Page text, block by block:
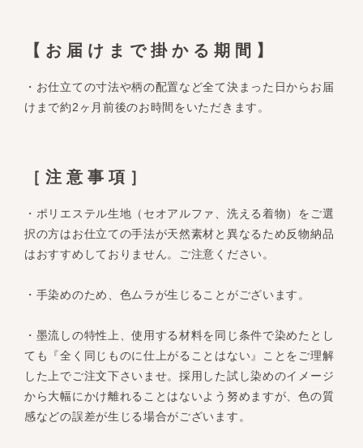
【お届けまで掛かる期間】
・お仕立ての寸法や柄の配置など全て決まった日からお届
けまで約2ヶ月前後のお時間をいただきます。
［注意事項］
・ポリエステル生地（セオアルファ、洗える着物）をご選
択の方はお仕立ての手法が天然素材と異なるため反物納品
はおすすめしておりません。ご注意ください。
・手染めのため、色ムラが生じることがございます。
・墨流しの特性上、使用する材料を同じ条件で染めたとし
ても『全く同じものに仕上がることはない』ことをご理解
した上でご注文下さいませ。採用した試し染めのイメージ
から大幅にかけ離れることはないよう努めますが、色の質
感などの誤差が生じる場合がございます。